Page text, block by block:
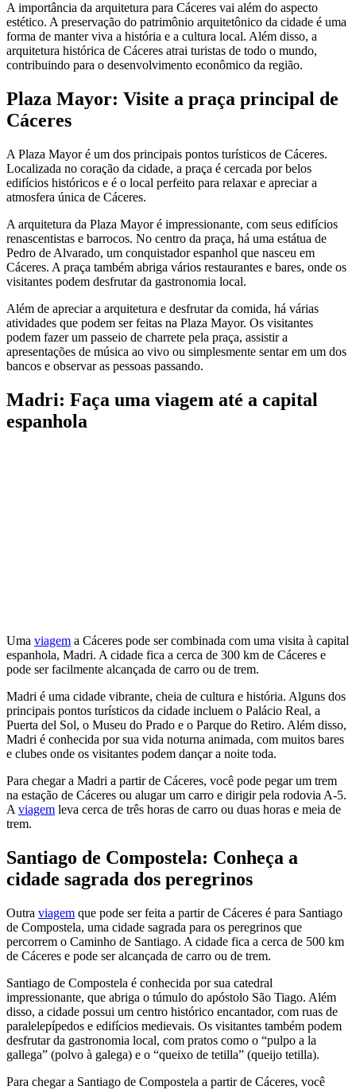
A importância da arquitetura para Cáceres vai além do aspecto
estético. A preservação do patrimônio arquitetônico da cidade é uma
forma de manter viva a história e a cultura local. Além disso, a
arquitetura histórica de Cáceres atrai turistas de todo o mundo,
contribuindo para o desenvolvimento econômico da região.
Plaza Mayor: Visite a praça principal de
Cáceres
A Plaza Mayor é um dos principais pontos turísticos de Cáceres.
Localizada no coração da cidade, a praça é cercada por belos
edifícios históricos e é o local perfeito para relaxar e apreciar a
atmosfera única de Cáceres.
A arquitetura da Plaza Mayor é impressionante, com seus edifícios
renascentistas e barrocos. No centro da praça, há uma estátua de
Pedro de Alvarado, um conquistador espanhol que nasceu em
Cáceres. A praça também abriga vários restaurantes e bares, onde os
visitantes podem desfrutar da gastronomia local.
Além de apreciar a arquitetura e desfrutar da comida, há várias
atividades que podem ser feitas na Plaza Mayor. Os visitantes
podem fazer um passeio de charrete pela praça, assistir a
apresentações de música ao vivo ou simplesmente sentar em um dos
bancos e observar as pessoas passando.
Madri: Faça uma viagem até a capital
espanhola
Uma viagem a Cáceres pode ser combinada com uma visita à capital
espanhola, Madri. A cidade fica a cerca de 300 km de Cáceres e
pode ser facilmente alcançada de carro ou de trem.
Madri é uma cidade vibrante, cheia de cultura e história. Alguns dos
principais pontos turísticos da cidade incluem o Palácio Real, a
Puerta del Sol, o Museu do Prado e o Parque do Retiro. Além disso,
Madri é conhecida por sua vida noturna animada, com muitos bares
e clubes onde os visitantes podem dançar a noite toda.
Para chegar a Madri a partir de Cáceres, você pode pegar um trem
na estação de Cáceres ou alugar um carro e dirigir pela rodovia A-5.
Aviagem leva cerca de três horas de carro ou duas horas e meia de
trem.
Santiago de Compostela: Conheça a
cidade sagrada dos peregrinos
Outra viagem que pode ser feita a partir de Cáceres é para Santiago
de Compostela, uma cidade sagrada para os peregrinos que
percorrem o Caminho de Santiago. A cidade fica a cerca de 500 km
de Cáceres e pode ser alcançada de carro ou de trem.
Santiago de Compostela é conhecida por sua catedral
impressionante, que abriga o túmulo do apóstolo São Tiago. Além
disso, a cidade possui um centro histórico encantador, com ruas de
paralelepípedos e edifícios medievais. Os visitantes também podem
desfrutar da gastronomia local, com pratos como o “pulpo a la
gallega” (polvo à galega) e o “queixo de tetilla” (queijo tetilla).
Para chegar a Santiago de Compostela a partir de Cáceres, você